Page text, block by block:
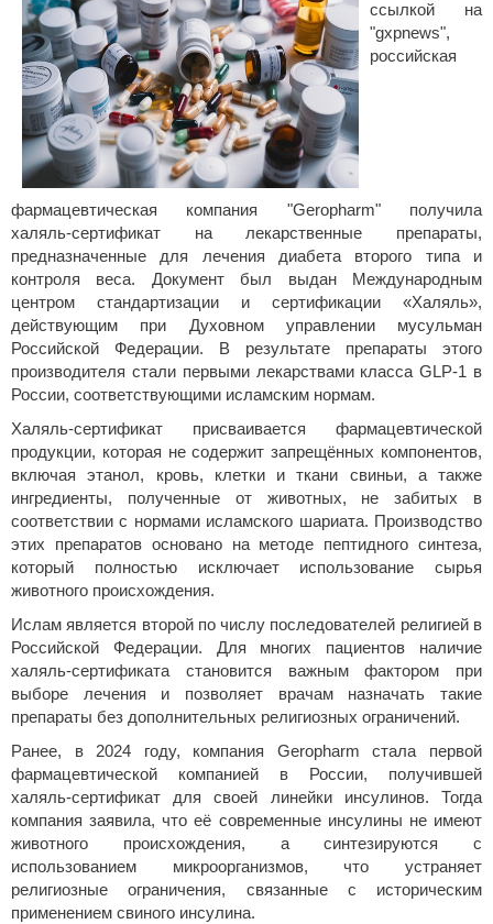
ссылкой на
"gxpnews",
российская
фармацевтическая компания "Geropharm" получила
халяль‑сертификат на лекарственные препараты,
предназначенные для лечения диабета второго типа и
контроля веса. Документ был выдан Международным
центром стандартизации и сертификации «Халяль»,
действующим при Духовном управлении мусульман
Российской Федерации. В результате препараты этого
производителя стали первыми лекарствами класса GLP‑1 в
России, соответствующими исламским нормам.
Халяль‑сертификат присваивается фармацевтической
продукции, которая не содержит запрещённых компонентов,
включая этанол, кровь, клетки и ткани свиньи, а также
ингредиенты, полученные от животных, не забитых в
соответствии с нормами исламского шариата. Производство
этих препаратов основано на методе пептидного синтеза,
который полностью исключает использование сырья
животного происхождения.
Ислам является второй по числу последователей религией в
Российской Федерации. Для многих пациентов наличие
халяль‑сертификата становится важным фактором при
выборе лечения и позволяет врачам назначать такие
препараты без дополнительных религиозных ограничений.
Ранее, в 2024 году, компания Geropharm стала первой
фармацевтической компанией в России, получившей
халяль‑сертификат для своей линейки инсулинов. Тогда
компания заявила, что её современные инсулины не имеют
животного происхождения, а синтезируются с
использованием микроорганизмов, что устраняет
религиозные ограничения, связанные с историческим
применением свиного инсулина.